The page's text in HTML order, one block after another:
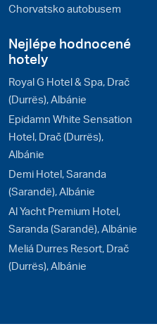
Chorvatsko autobusem
Nejlépe hodnocené
hotely
Royal G Hotel & Spa, Drač
(Durrës), Albánie
Epidamn White Sensation
Hotel, Drač (Durrës),
Albánie
Demi Hotel, Saranda
(Sarandë), Albánie
Al Yacht Premium Hotel,
Saranda (Sarandë), Albánie
Meliá Durres Resort, Drač
(Durrës), Albánie